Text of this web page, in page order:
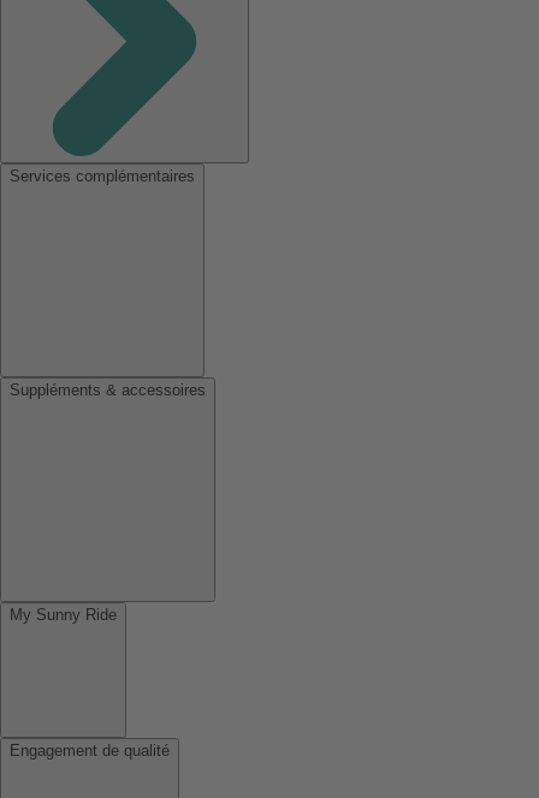
Services complémentaires
Suppléments & accessoires
My Sunny Ride
Engagement de qualité